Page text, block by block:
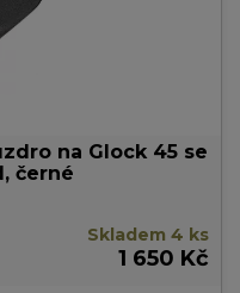
na Glock 45 se
černé
Skladem 4 ks
1 650 Kč